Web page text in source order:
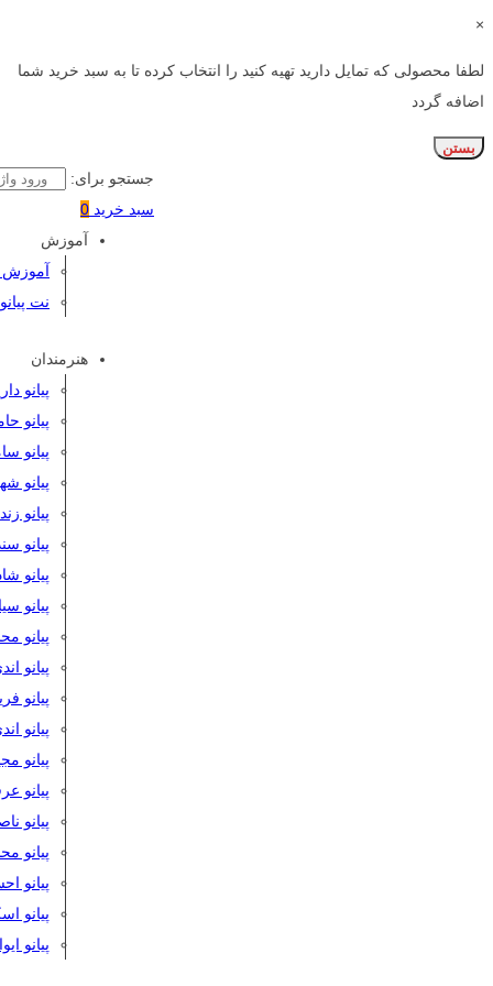
×
لطفا محصولی که تمایل دارید تهیه کنید را انتخاب کرده تا به سبد خرید شما
اضافه گردد
بستن
جستجو برای:
سبد خرید 0
آموزش
آموزش
نت پیانو
هنرمندان
پیانو
پیانو
پیانو
پیانو
پیانو
پیانو
پیانو
پیانو
پیانو
پیانو
پیانو
پیانو
پیانو
پیانو
پیانو
پیانو
پیانو
پیانو
پیانو